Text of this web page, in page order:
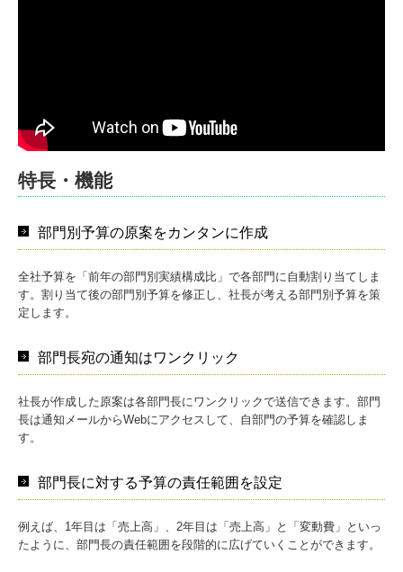
特長・機能
部門別予算の原案をカンタンに作成
全社予算を「前年の部門別実績構成比」で各部門に自動割り当てしま
す。割り当て後の部門別予算を修正し、社長が考える部門別予算を策
定します。
部門長宛の通知はワンクリック
社長が作成した原案は各部門長にワンクリックで送信できます。部門
長は通知メールからWebにアクセスして、自部門の予算を確認しま
す。
部門長に対する予算の責任範囲を設定
例えば、1年目は「売上高」、2年目は「売上高」と「変動費」といっ
たように、部門長の責任範囲を段階的に広げていくことができます。